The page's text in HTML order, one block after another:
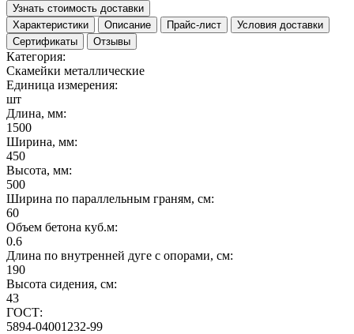
Узнать стоимость доставки
Характеристики
Описание Прайс-лист
Условия доставки
Сертификаты
Отзывы
Категория:
Скамейки металлические
Единица измерения:
шт
Длина, мм:
1500
Ширина, мм:
450
Высота, мм:
500
Ширина по параллельным граням, см:
60
Объем бетона куб.м:
0.6
Длина по внутренней дуге c опорами, см:
190
Высота сидения, см:
43
ГОСТ:
5894-04001232-99